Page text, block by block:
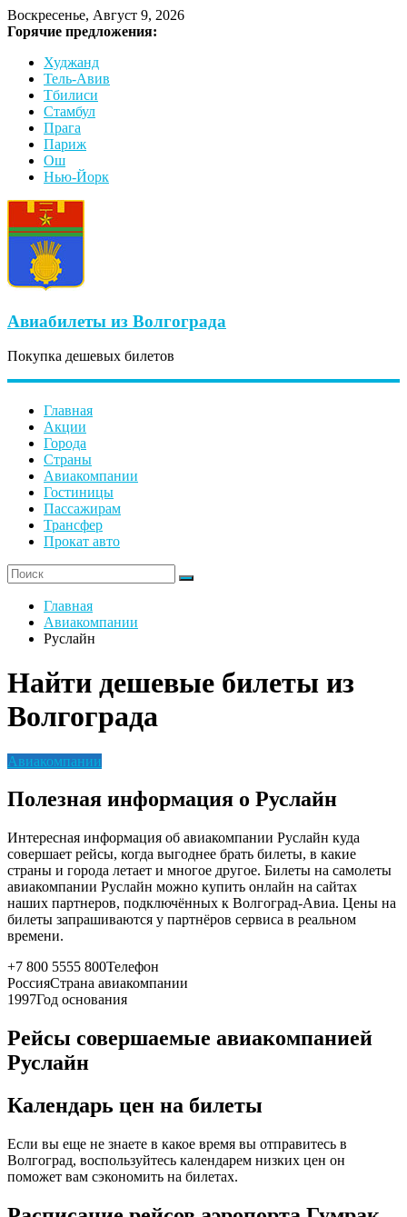
Воскресенье, Август 9, 2026
Горячие предложения:
Худжанд
Тель-Авив
Тбилиси
Стамбул
Прага
Париж
Ош
Нью-Йорк
Авиабилеты из Волгограда
Покупка дешевых билетов
Главная
Акции
Города
Страны
Авиакомпании
Гостиницы
Пассажирам
Трансфер
Прокат авто
Главная
Авиакомпании
Руслайн
Найти дешевые билеты из
Волгограда
Авиакомпании
Полезная информация о Руслайн
Интересная информация об авиакомпании Руслайн куда
совершает рейсы, когда выгоднее брать билеты, в какие
страны и города летает и многое другое. Билеты на самолеты
авиакомпании Руслайн можно купить онлайн на сайтах
наших партнеров, подключённых к Волгоград-Авиа. Цены на
билеты запрашиваются у партнёров сервиса в реальном
времени.
+7 800 5555 800Телефон
РоссияСтрана авиакомпании
1997Год основания
Рейсы совершаемые авиакомпанией
Руслайн
Календарь цен на билеты
Если вы еще не знаете в какое время вы отправитесь в
Волгоград, воспользуйтесь календарем низких цен он
поможет вам сэкономить на билетах.